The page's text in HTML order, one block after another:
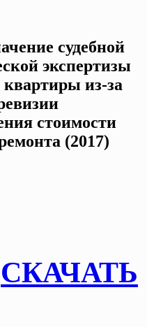
судебной
экспертизы
из-за
стоимости
(2017)
СКАЧАТЬ